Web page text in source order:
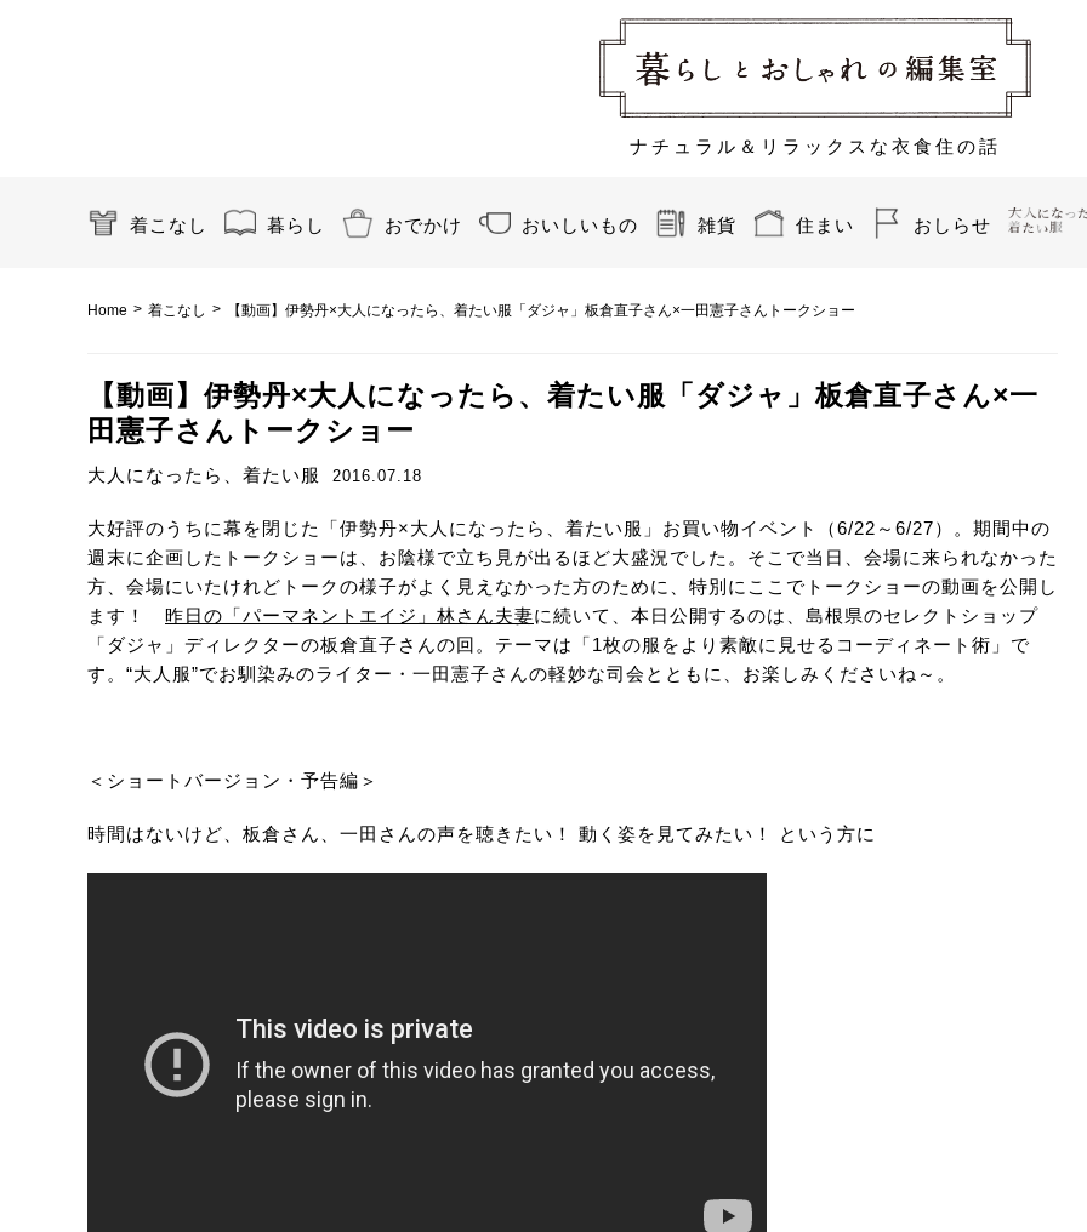
ナチュラル＆リラックスな衣食住の話
着こなし 暮らし おでかけ おいしいもの 雑貨 住まい おしらせ
Home > 着こなし > 【動画】伊勢丹×大人になったら、着たい服「ダジャ」板倉直子さん×一田憲子さんトークショー
【動画】伊勢丹×大人になったら、着たい服「ダジャ」板倉直子さん×一
田憲子さんトークショー
大人になったら、着たい服 2016.07.18
大好評のうちに幕を閉じた「伊勢丹×大人になったら、着たい服」お買い物イベント（6/22～6/27）。期間中の
週末に企画したトークショーは、お陰様で立ち見が出るほど大盛況でした。そこで当日、会場に来られなかった
方、会場にいたけれどトークの様子がよく見えなかった方のために、特別にここでトークショーの動画を公開し
ます！ 昨日の「パーマネントエイジ」林さん夫妻に続いて、本日公開するのは、島根県のセレクトショップ
「ダジャ」ディレクターの板倉直子さんの回。テーマは「1枚の服をより素敵に見せるコーディネート術」で
す。“大人服”でお馴染みのライター・一田憲子さんの軽妙な司会とともに、お楽しみくださいね～。
＜ショートバージョン・予告編＞
時間はないけど、板倉さん、一田さんの声を聴きたい！ 動く姿を見てみたい！ という方に